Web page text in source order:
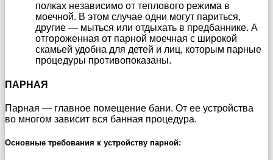
полках независимо от теплового режима в
моечной. В этом случае одни могут париться,
другие — мыться или отдыхать в предбаннике. А
отгороженная от парной моечная с широкой
скамьей удобна для детей и лиц, которым парные
процедуры противопоказаны.
ПАРНАЯ
Парная — главное помещение бани. От ее устройства
во многом зависит вся банная процедура.
Основные требования к устройству парной: